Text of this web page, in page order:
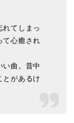
れてしまっ
て心癒され
い曲。昔中
とがあるけ